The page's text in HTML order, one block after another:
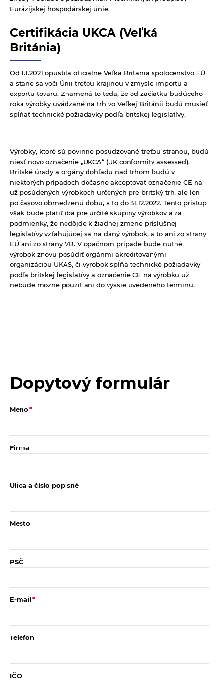
Eurázijskej hospodárskej únie.
Certifikácia UKCA (Veľká
Británia)
Od 1.1.2021 opustila oficiálne Veľká Británia spoločenstvo EÚ
a stane sa voči Únii treťou krajinou v zmysle importu a
exportu tovaru. Znamená to teda, že od začiatku budúceho
roka výrobky uvádzané na trh vo Veľkej Británii budú musieť
spĺňať technické požiadavky podľa britskej legislatívy.
Výrobky, ktoré sú povinne posudzované treťou stranou, budú
niesť novo označenie „UKCA“ (UK conformity assessed).
Britské úrady a orgány dohľadu nad trhom budú v
niektorých prípadoch dočasne akceptovať označenie CE na
už posúdených výrobkoch určených pre britský trh, ale len
po časovo obmedzenú dobu, a to do 31.12.2022. Tento prístup
však bude platiť iba pre určité skupiny výrobkov a za
podmienky, že nedôjde k žiadnej zmene príslušnej
legislatívy vzťahujúcej sa na daný výrobok, a to ani zo strany
EÚ ani zo strany VB. V opačnom prípade bude nutné
výrobok znovu posúdiť orgánmi akreditovanými
organizáciou UKAS, či výrobok spĺňa technické požiadavky
podľa britskej legislatívy a označenie CE na výrobku už
nebude možné použiť ani do vyššie uvedeného termínu.
Dopytový formulár
Meno
Firma
Ulica a číslo popisné
Mesto
PSČ
E-mail
Telefon
IČO